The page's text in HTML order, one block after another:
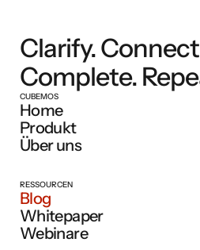
Clarify.
Complete.
CUBEMOS
Home
Produkt
Über uns
RESSOURCEN
Blog
Whitepaper
Webinare